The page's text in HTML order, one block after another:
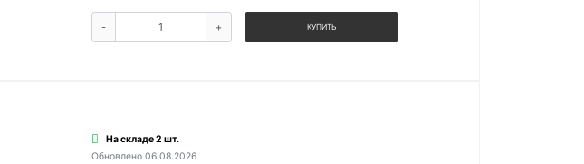
- + КУПИТЬ
На складе 2 шт.
Обновлено 06.08.2026